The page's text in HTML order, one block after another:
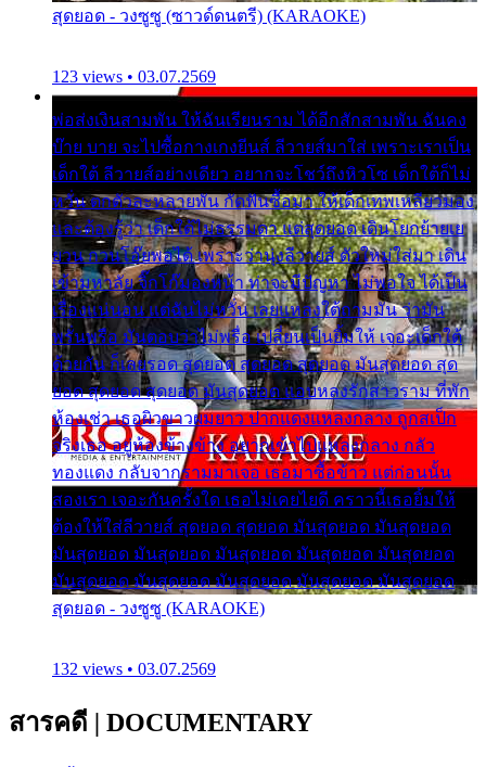
สุดยอด - วงซูซู (ซาวด์ดนตรี) (KARAOKE)
123 views • 03.07.2569
พ่อส่งเงินสามพัน ให้ฉันเรียนราม ได้อีกสักสามพัน ฉันคง
บ๊าย บาย จะไปซื้อกางเกงยีนส์ ลีวายส์มาใส่ เพราะเราเป็น
เด็กใต้ ลีวายส์อย่างเดียว อยากจะโชว์ถึงหิวโซ เด็กใต้ก็ไม่
หวั่น ตกตัวละหลายพัน กัดฟันซื้อมา ให้เด็กเทพเหลียวมอง
และต้องรู้ว่า เด็กใต้ไม่ธรรมดา แต่สุดยอด เดินโยกย้ายเย
ยวน กวนโอ๊ยพอได้ เพราะว่านุ่งลีวายส์ ตัวใหม่ใส่มา เดิน
เข้ามหาลัย จิ๊กโก๊มองหน้า ท่าจะมีปัญหา ไม่พอใจ ได้เป็น
เรื่องแน่นอน แต่ฉันไม่หวั่น เลยแหลงใต้ถามมัน ว่ามัน
พรั่นพรือ มันตอบว่าไม่พรื่อ เปลี่ยนเป็นยิ้มให้ เจอะเด็กใต้
ด้วยกัน ก็เลยรอด สุดยอด สุดยอด สุดยอด มันสุดยอด สุด
ยอด สุดยอด สุดยอด มันสุดยอด แอบหลงรักสาวราม ที่พัก
ห้องเช่า เธอผิวขาวผมยาว ปากแดงแหลงกลาง ถูกสเป็ก
จริงเธอ อยู่ห้องข้างข้าง อยากเข้าไปแหลงกลาง กลัว
ทองแดง กลับจากรามมาเจอ เธอมาซื้อข้าว แต่ก่อนนั้น
สองเรา เจอะกันครั้งใด เธอไม่เคยไยดี คราวนี้เธอยิ้มให้
ต้องให้ใส่ลีวายส์ สุดยอด สุดยอด มันสุดยอด มันสุดยอด
มันสุดยอด มันสุดยอด มันสุดยอด มันสุดยอด มันสุดยอด
มันสุดยอด มันสุดยอด มันสุดยอด มันสุดยอด มันสุดยอด
สุดยอด - วงซูซู (KARAOKE)
132 views • 03.07.2569
สารคดี | DOCUMENTARY